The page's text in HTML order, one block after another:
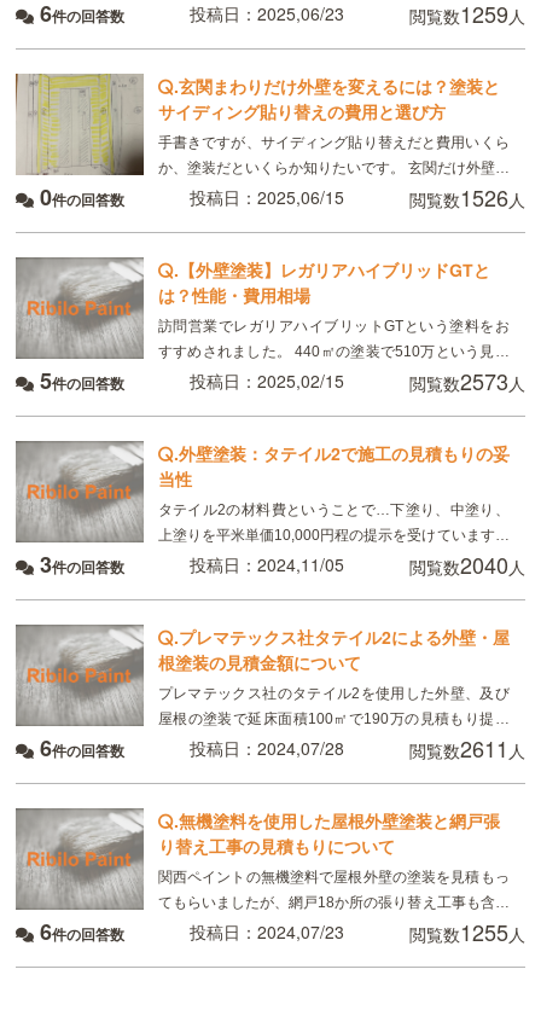
います。 A下塗り：無機有機ハイブリッドEP
6件の回答数 投稿日：2025,06/23 閲覧数1259人
.玄関まわりだけ外壁を変えるには？塗装と
サイディング貼り替えの費用と選び方
手書きですが、サイディング貼り替えだと費用いくら
か、塗装だといくらか知りたいです。 玄関だけ外壁の
色を変える場合です。塗装だと、現在貼っているサイ
0件の回答数 投稿日：2025,06/15 閲覧数1526人
. 【外壁塗装】レガリアハイブリッドGTと
は？性能・費用相場
訪問営業でレガリアハイブリットGTという塗料をお
すすめされました。 440㎡の塗装で510万という見積
もりでした。 510万の中には足場架設（44万）目地補
5件の回答数 投稿日：2025,02/15 閲覧数2573人
.外壁塗装：タテイル2で施工の見積もりの妥
当性
タテイル2の材料費ということで…下塗り、中塗り、
上塗りを平米単価10,000円程の提示を受けています。
これが定価で実際には30％カットした費用でどうでし
3件の回答数 投稿日：2024,11/05 閲覧数2040人
.プレマテックス社タテイル2による外壁・屋
根塗装の見積金額について
プレマテックス社のタテイル2を使用した外壁、及び
屋根の塗装で延床面積100㎡で190万の見積もり提示
されました モニター価格で足場代、人件費等は無料で
6件の回答数 投稿日：2024,07/28 閲覧数2611 人
.無機塗料を使用した屋根外壁塗装と網戸張
り替え工事の見積もりについて
関西ペイントの無機塗料で屋根外壁の塗装を見積もっ
てもらいましたが、網戸18か所の張り替え工事も含め
て1420000円の提示を受けました屋根88㎡、外壁182
6件の回答数 投稿日：2024,07/23 閲覧数1255人